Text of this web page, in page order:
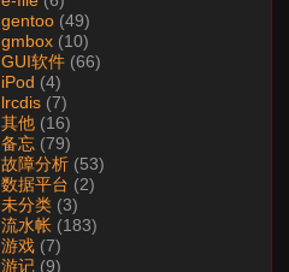
gentoo (49)
gmbox (10)
GUI软件 (66)
iPod (4)
lrcdis (7)
其他 (16)
备忘 (79)
故障分析 (53)
数据平台 (2)
未分类 (3)
流水帐 (183)
游戏 (7)
游记 (9)